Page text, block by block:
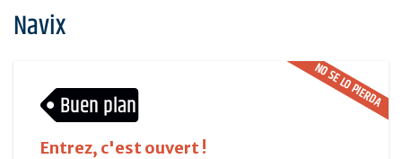
Navix
NO SE LO PIERDA
Buen plan
Entrez, c'est ouvert !